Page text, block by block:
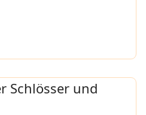
Schlösser und